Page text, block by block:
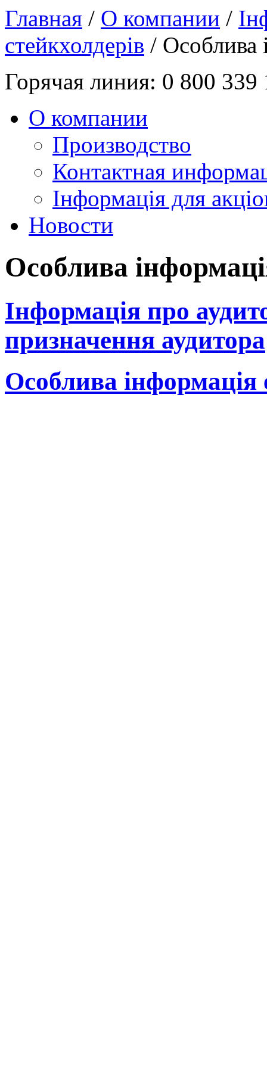
Главная / О компании /
стейкхолдерів / Особлива
Горячая линия: 0 800 339
О компании
Производство
Контактная
Інформація для
Новости
Особлива
Інформація про
призначення аудитора
Особлива інформація